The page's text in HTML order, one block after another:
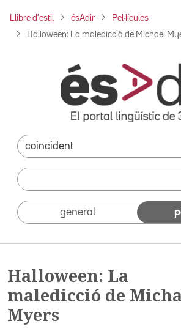
Llibre d'estil ésAdir Pel·lícules
Halloween: La maledicció de Michael
general
Halloween: La
maledicció de
Myers